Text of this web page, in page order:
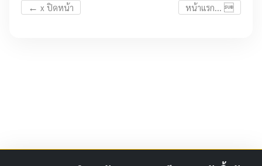
← x ปิดหน้า หน้าแรก... 